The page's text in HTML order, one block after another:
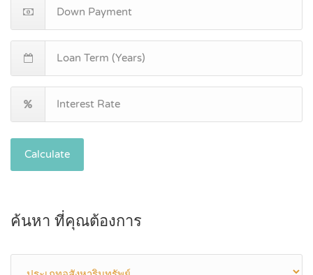
Calculate
ค้นหา ที่คุณต้องการ